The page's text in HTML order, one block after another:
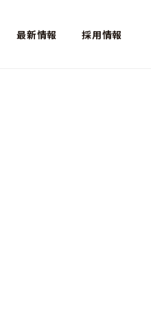
最新情報 採用情報